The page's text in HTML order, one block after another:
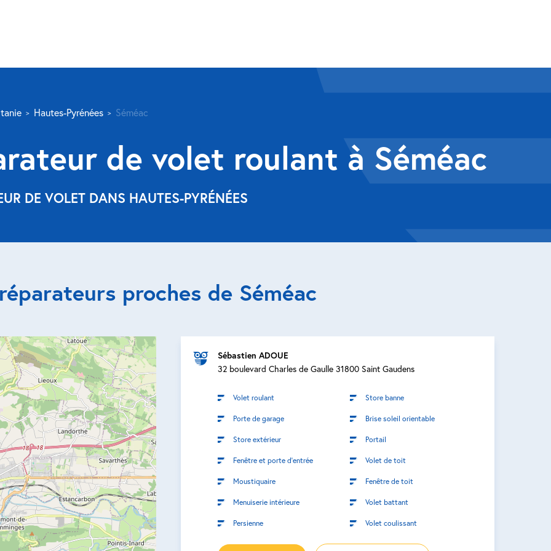
Hautes-Pyrénées Séméac
de volet roulant à Séméac
DE VOLET DANS HAUTES-PYRÉNÉES
proches de Séméac
Sébastien ADOUE
32 boulevard Charles de Gaulle 31800 Saint Gaudens
Volet roulant Store banne
Porte de garage Brise soleil orientable
Store extérieur Portail
Fenêtre et porte d’entrée Volet de toit
Moustiquaire Fenêtre de toit
Menuiserie intérieure Volet battant
Persienne Volet coulissant